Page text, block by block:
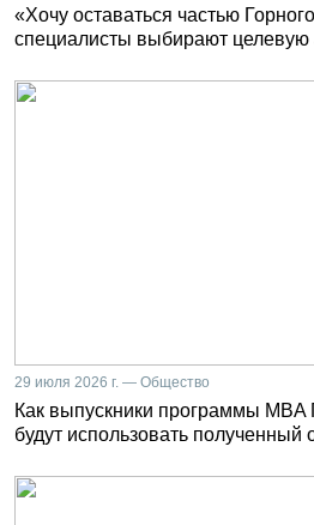
«Хочу оставаться частью
специалисты выбирают целевую
29 июля 2026 г. — Общество
Как выпускники программы MBA
будут использовать полученный